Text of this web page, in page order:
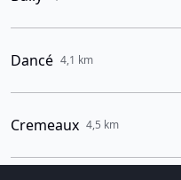
Dancé 4,1 km
Cremeaux 4,5 km